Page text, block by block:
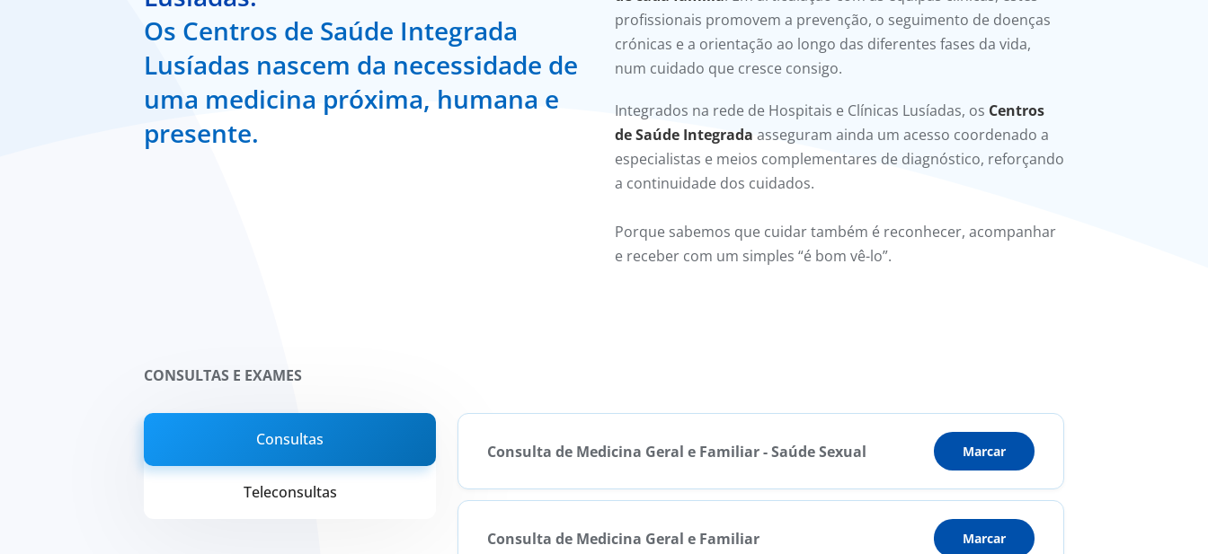
Os Centros de Saúde Integrada
Lusíadas nascem da necessidade de
uma medicina próxima, humana e
presente.
profissionais promovem a prevenção, o seguimento de doenças
crónicas e a orientação ao longo das diferentes fases da vida,
num cuidado que cresce consigo.
Integrados na rede de Hospitais e Clínicas Lusíadas, os Centros
de Saúde Integrada asseguram ainda um acesso coordenado a
especialistas e meios complementares de diagnóstico, reforçando
a continuidade dos cuidados.
Porque sabemos que cuidar também é reconhecer, acompanhar
e receber com um simples “é bom vê-lo”.
CONSULTAS E EXAMES
Consultas
Teleconsultas
Consulta de Medicina Geral e Familiar - Saúde Sexual Marcar
Consulta de Medicina Geral e Familiar Marcar